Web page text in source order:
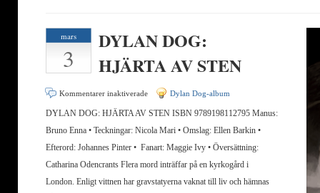
mars
3
DYLAN DOG:
HJÄRTA AV STEN
Kommentarer inaktiverade för
HJÄRTA
AV
STEN
Dylan Dog-album
DYLAN DOG: HJÄRTA AV STEN ISBN 9789198112795 Manus:
Bruno Enna • Teckningar: Nicola Mari • Omslag: Ellen Barkin •
Efterord: Johannes Pinter • Fanart: Maggie Ivy • Översättning:
Catharina Odencrants Flera mord inträffar på en kyrkogård i
London. Enligt vittnen har gravstatyerna vaknat till liv och hämnas